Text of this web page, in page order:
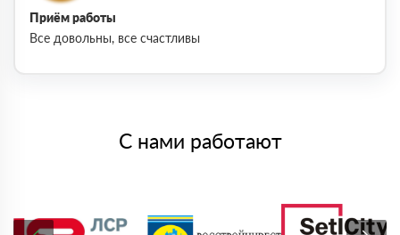
Приём работы
Все довольны, все счастливы
С нами работают